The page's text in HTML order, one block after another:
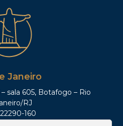
Janeiro
sala 605, Botafogo – Rio
RJ
160